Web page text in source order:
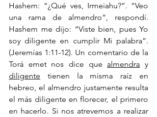
Hashem: “¿Qué ves, Irmeiahu?”. “Veo
una rama de almendro”, respondí.
Hashem me dijo: “Viste bien, pues Yo
soy diligente en cumplir Mi palabra”.
(Jeremías 1:11-12). Un comentario de la
Torá emet nos dice que almendra
diligente tienen la misma raíz en
hebreo, el almendro justamente resulta
el más diligente en florecer, el primero
en hacerlo. Si nos atrevemos a realizar